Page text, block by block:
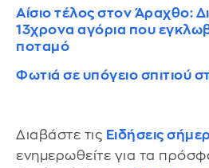
Αίσιο τέλος στον Άραχθο:
13χρονα αγόρια που
ποταμό
Φωτιά σε υπόγειο σπιτιού
Διαβάστε τις Ειδήσεις
ενημερωθείτε για τα